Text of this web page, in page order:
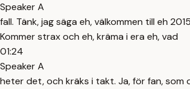
Speaker A
fall. Tänk, jag säga eh, välkommen till eh
Kommer strax och eh, kräma i era eh, vad
01:24
Speaker A
heter det, och kräks i takt. Ja, för fan, som